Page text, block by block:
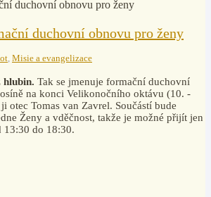
duchovní obnovu pro ženy
, Misie a evangelizace
hlubin. Tak se jmenuje formační duchovní
na konci Velikonočního oktávu (10. -
otec Tomas van Zavrel. Součástí bude
Ženy a vděčnost, takže je možné přijít jen
13:30 do 18:30.